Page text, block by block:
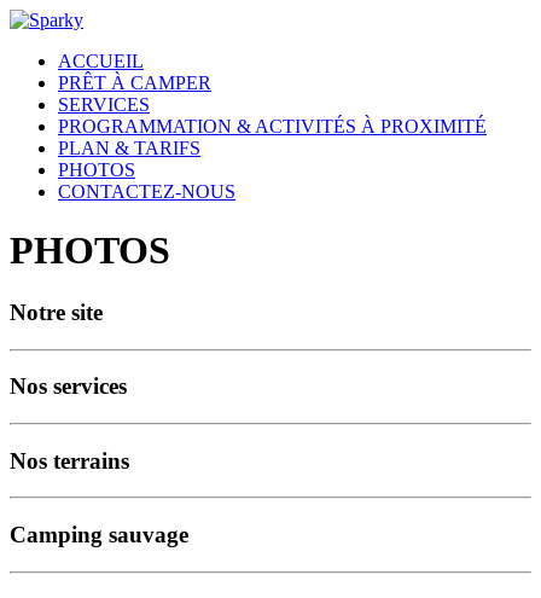
ACCUEIL
PRÊT À CAMPER
SERVICES
PROGRAMMATION & ACTIVITÉS À PROXIMITÉ
PLAN & TARIFS
PHOTOS
CONTACTEZ-NOUS
PHOTOS
Notre site
Nos services
Nos terrains
Camping sauvage